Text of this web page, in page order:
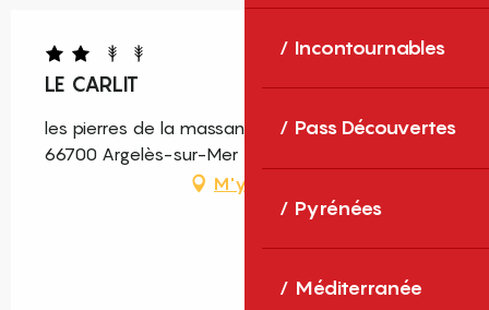
Incontournables
Pass Découvertes
Pyrénées
Méditerranée
LE CARLIT
les pierres de la massane, Route de Sorède,
66700 Argelès-sur-Mer
M'y rendre